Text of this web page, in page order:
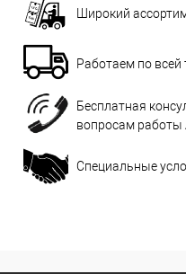
Широкий
Работаем по всей
Бесплатная
вопросам работы
Специальные